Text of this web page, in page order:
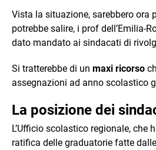
Vista la situazione, sarebbero ora
potrebbe salire, i prof dell’Emilia-
dato mandato ai sindacati di
Si tratterebbe di un maxi ricorso
assegnazioni ad anno scolastico
La posizione dei
L’Ufficio scolastico regionale, che
ratifica delle graduatorie fatte